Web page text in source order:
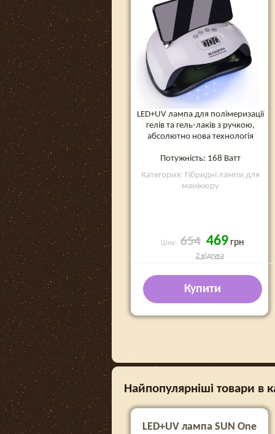
LED+UV лампа для полімеризації
гелів та гель-лаків з ручкою,
абсолютно нова технологія
Потужність: 168 Ватт
Категория: Гібридні лампи для
манікюру
Ціна: 654 469 грн
2 відгука
Купити
Найпопулярніші товари в
LED+UV лампа SUN One